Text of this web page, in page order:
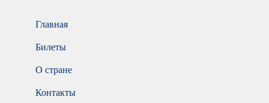
Главная
Билеты
О стране
Контакты